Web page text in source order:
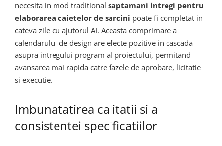
necesita in mod traditional saptamani intregi pentru
elaborarea caietelor de sarcini poate fi completat in
cateva zile cu ajutorul AI. Aceasta comprimare a
calendarului de design are efecte pozitive in cascada
asupra intregului program al proiectului, permitand
avansarea mai rapida catre fazele de aprobare, licitatie
si executie.
Imbunatatirea calitatii si a
consistentei specificatiilor